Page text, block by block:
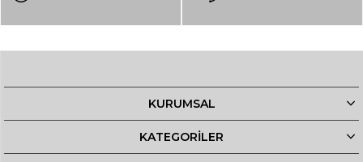
KURUMSAL
KATEGORİLER